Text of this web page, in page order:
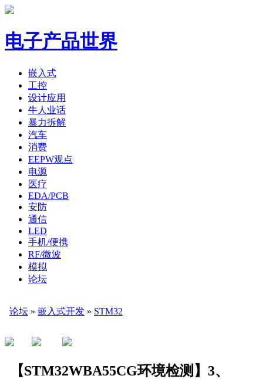
电子产品世界
嵌入式
工控
设计应用
牛人业话
暴力拆解
汽车
消费
EEPW观点
电源
医疗
EDA/PCB
安防
通信
LED
手机/便携
RF/微波
模拟
论坛
论坛 » 嵌入式开发 » STM32
【STM32WBA55CG环境检测】3、